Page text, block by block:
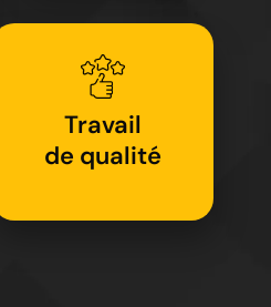
Travail
de qualité